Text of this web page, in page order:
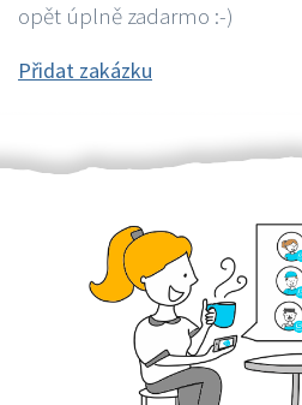
opět úplně zadarmo :-)
Přidat zakázku